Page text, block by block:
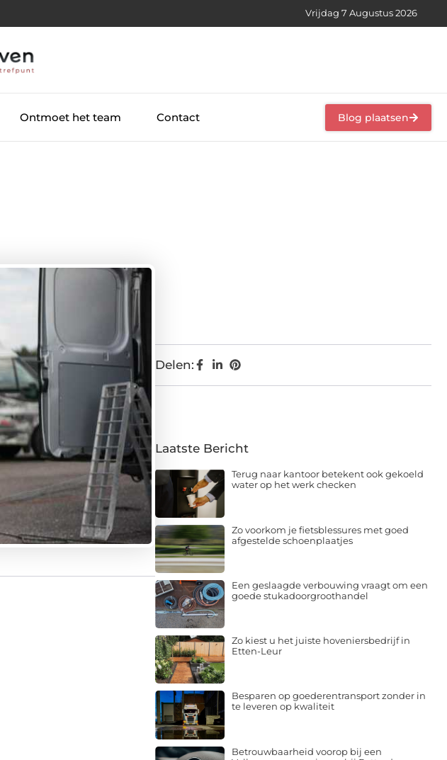
Vrijdag 7 Augustus 2026
Ontmoet het team Contact Blog plaatsen
Delen:
Laatste Bericht
Terug naar kantoor betekent ook gekoeld
water op het werk checken
Zo voorkom je fietsblessures met goed
afgestelde schoenplaatjes
Een geslaagde verbouwing vraagt om een
goede stukadoorgroothandel
Zo kiest u het juiste hoveniersbedrijf in
Etten-Leur
Besparen op goederentransport zonder in
te leveren op kwaliteit
Betrouwbaarheid voorop bij een